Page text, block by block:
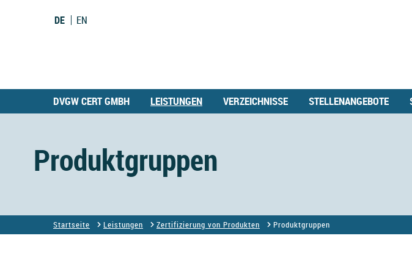
DE EN
DVGW CERT GMBH LEISTUNGEN VERZEICHNISSE STELLENANGEBOTE
Produktgruppen
Startseite Leistungen Zertifizierung von Produkten Produktgruppen